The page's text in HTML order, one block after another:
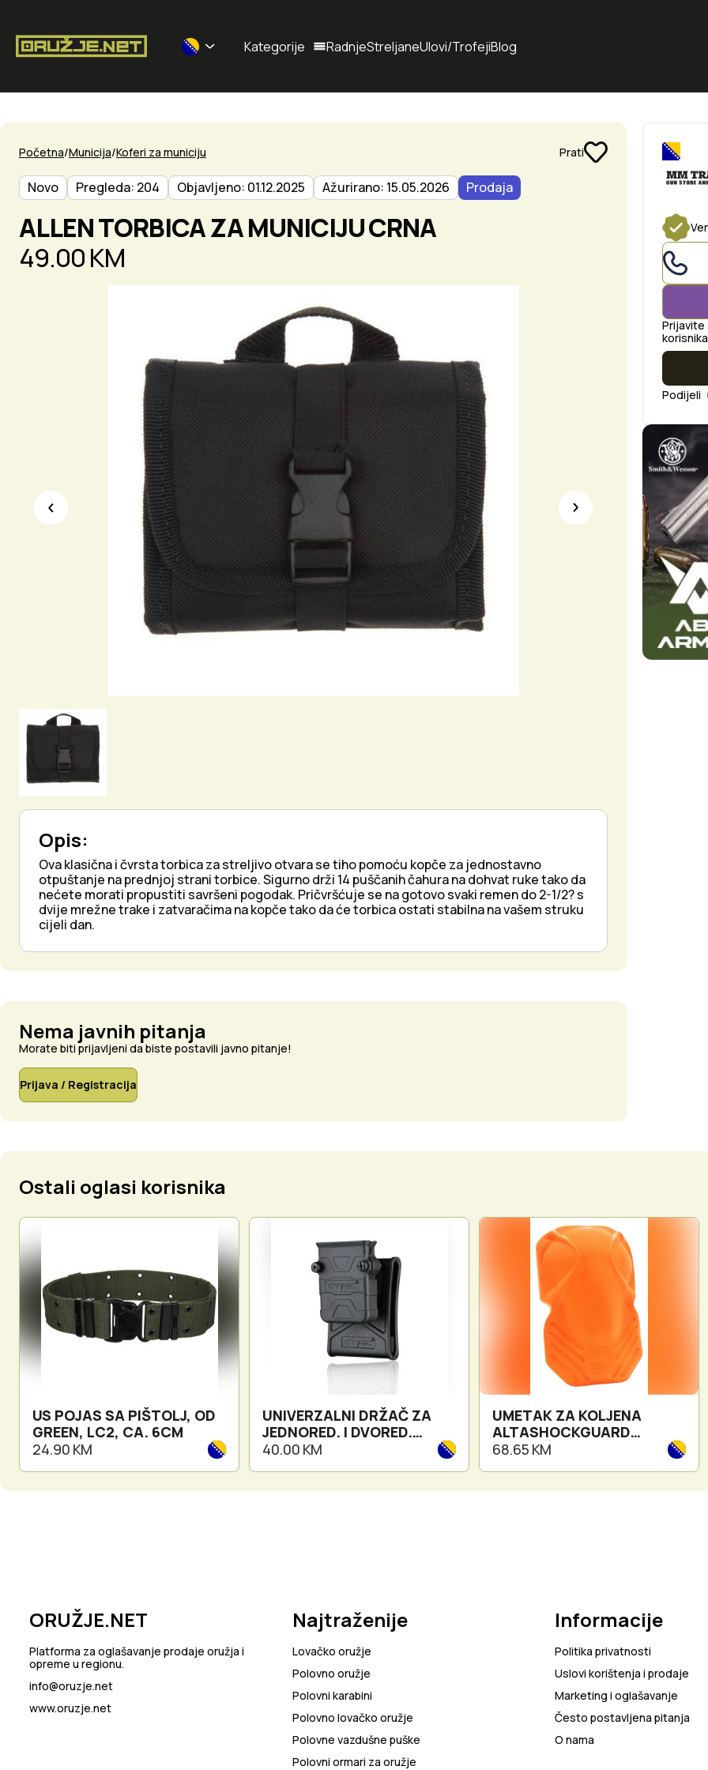
Selected currency: BAM
Kategorije RadnjeStreljaneUlovi/TrofejiBlog
Početna Municija Koferi za municiju Prati
Novo Pregleda: 204 Objavljeno: 01.12.2025 Ažurirano: 15.05.2026 Prodaja
ALLEN TORBICA ZA MUNICIJU CRNA
49.00 KM
Opis:
Ova klasična i čvrsta torbica za streljivo otvara se tiho pomoću kopče za jednostavno
otpuštanje na prednjoj strani torbice. Sigurno drži 14 puščanih čahura na dohvat ruke tako da
nećete morati propustiti savršeni pogodak. Pričvršćuje se na gotovo svaki remen do 2-1/2? s
dvije mrežne trake i zatvaračima na kopče tako da će torbica ostati stabilna na vašem struku
cijeli dan.
Podijeli
Nema javnih pitanja
Morate biti prijavljeni da biste postavili javno pitanje!
Prijava / Registracija
Ostali oglasi korisnika
US POJAS SA PIŠTOLJ, OD
GREEN, LC2, CA. 6CM
24.90 KM
UNIVERZALNI DRŽAČ ZA
JEDNORED. I DVORED.
SPREMNIK WITH BELT LOOP
40.00 KM
UMETAK ZA KOLJENA
ALTASHOCKGUARD
NARANČASTI
68.65 KM
ORUŽJE.NET
Platforma za oglašavanje prodaje oružja i
opreme u regionu.
info@oruzje.net
www.oruzje.net
Najtraženije
Lovačko oružje
Polovno oružje
Polovni karabini
Polovno lovačko oružje
Polovne vazdušne puške
Polovni ormari za oružje
Informacije
Politika privatnosti
Uslovi korištenja i prodaje
Marketing i oglašavanje
Često postavljena pitanja
O nama